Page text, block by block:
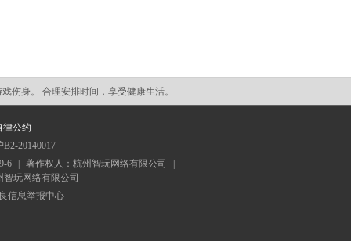
伤身。 合理安排时间，享受健康生活。
律公约
20140017
6
著作权人：杭州智玩网络有限公司
智玩网络有限公司
信息举报中心